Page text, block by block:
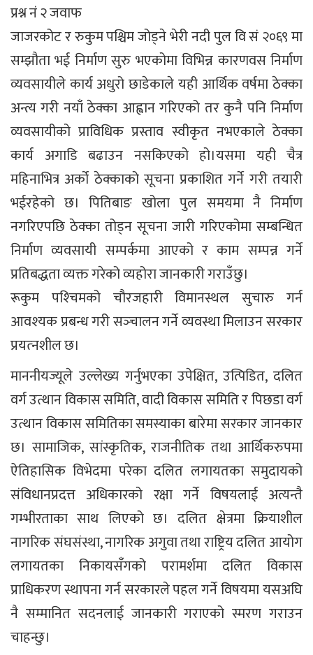
प्रश्न नं २ जवाफ
जाजरकोट र रुकुम पश्चिम जोड्ने भेरी नदी पुल वि सं २०६९ मा
सम्झौता भई निर्माण सुरु भएकोमा विभिन्न कारणवस निर्माण
व्यवसायीले कार्य अधुरो छाडेकाले यही आर्थिक वर्षमा ठेक्‍का
अन्त्य गरी नयाँ ठेक्‍का आह्वान गरिएको तर कुनै पनि निर्माण
व्यवसायीको प्राविधिक प्रस्ताव स्वीकृत नभएकाले ठेक्‍का
कार्य अगाडि बढाउन नसकिएको हो।यसमा यही चैत्र
महिनाभित्र अर्को ठेक्‍काको सूचना प्रकाशित गर्ने गरी तयारी
भईरहेको छ। पितिबाङ खोला पुल समयमा नै निर्माण
नगरिएपछि ठेक्‍का तोड्न सूचना जारी गरिएकोमा सम्बन्धित
निर्माण व्यवसायी सम्पर्कमा आएको र काम सम्पन्न गर्ने
प्रतिबद्धता व्यक्त गरेको व्यहोरा जानकारी गराउँछु।
रूकुम पश्‍चिमको चौरजहारी विमानस्थल सुचारु गर्न
आवश्‍यक प्रबन्ध गरी सञ्‍चालन गर्ने व्यवस्था मिलाउन सरकार
प्रयत्‍नशील छ।
माननीयज्यूले उल्लेख्य गर्नुभएका उपेक्षित, उत्पिडित, दलित
वर्ग उत्थान विकास समिति, वादी विकास समिति र पिछडा वर्ग
उत्थान विकास समितिका समस्याका बारेमा सरकार जानकार
छ। सामाजिक, सांस्कृतिक, राजनीतिक तथा आर्थिकरुपमा
ऐतिहासिक विभेदमा परेका दलित लगायतका समुदायको
संविधानप्रदत्त अधिकारको रक्षा गर्ने विषयलाई अत्यन्तै
गम्भीरताका साथ लिएको छ। दलित क्षेत्रमा क्रियाशील
नागरिक संघसंस्था, नागरिक अगुवा तथा राष्ट्रिय दलित आयोग
लगायतका निकायसँगको परामर्शमा दलित विकास
प्राधिकरण स्थापना गर्न सरकारले पहल गर्ने विषयमा यसअघि
नै सम्मानित सदनलाई जानकारी गराएको स्मरण गराउन
चाहन्छु।